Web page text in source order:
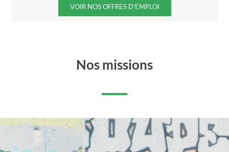
VOIR NOS OFFRES D’EMPLOI
Nos missions